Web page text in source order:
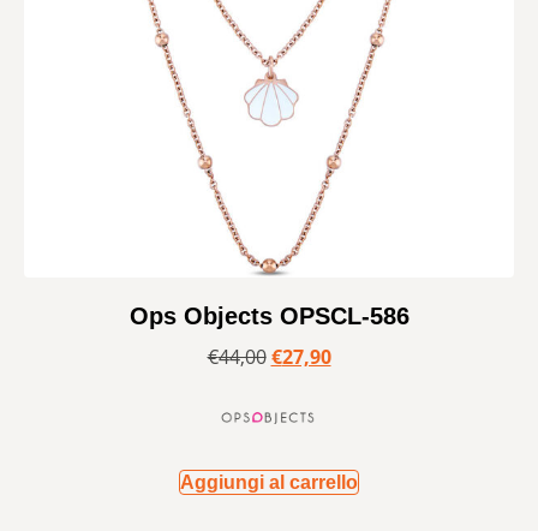
Ops Objects OPSCL-586
€44,00 €27,90
Aggiungi al carrello